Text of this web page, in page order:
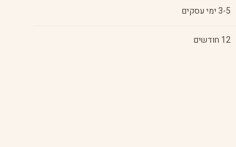
3-5 ימי עסקים
12 חודשים